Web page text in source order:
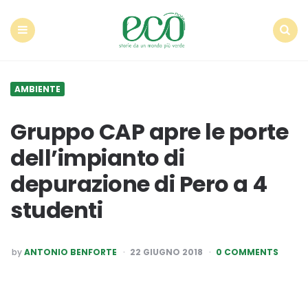
AMBIENTE
Gruppo CAP apre le porte
dell’impianto di
depurazione di Pero a 4
studenti
POSTED
BY
byANTONIO BENFORTE 22 GIUGNO 2018 0 COMMENTS